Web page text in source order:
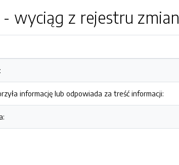
wyciąg z rejestru zmian
informację lub odpowiada za treść informacji: